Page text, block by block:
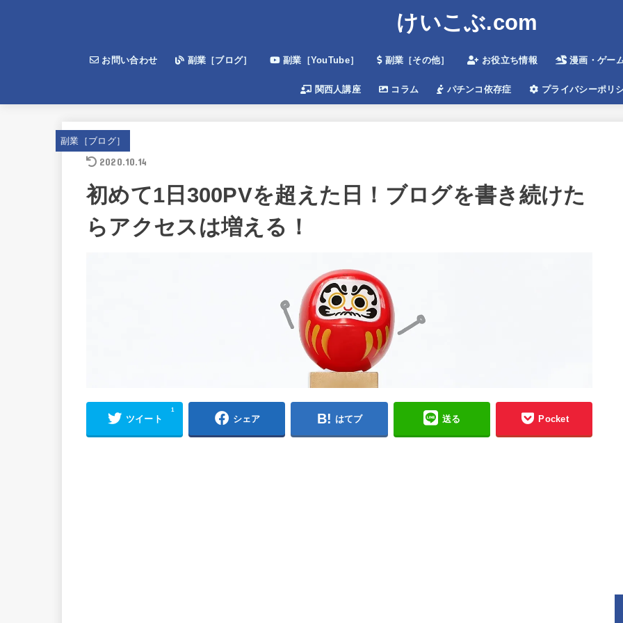
けいこぶ.com
お問い合わせ 副業［ブログ］ 副業［YouTube］ 副業［その他］ お役立ち情報 漫画・ゲー
関西人講座 コラム パチンコ依存症 プライバシーポリ
副業［ブログ］
2020.10.14
初めて1日300PVを超えた日！ブログを書き続けた
らアクセスは増える！
ツイート
1
シェア はてブ 送る Pocket